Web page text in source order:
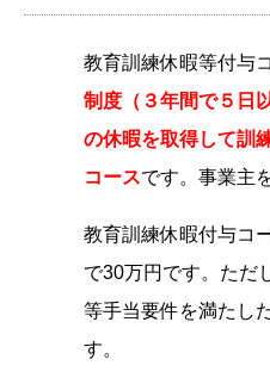
教育訓練休暇等付与
制度（３年間で５日
の休暇を取得して訓
コースです。事業主
教育訓練休暇付与コ
で30万円です。ただ
等手当要件を満たし
す。